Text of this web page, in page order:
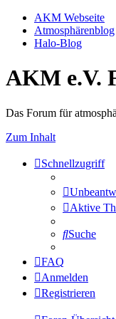
AKM Webseite
Atmosphärenblog
Halo-Blog
AKM e.V.
Das Forum für
Zum Inhalt
Schnellzugriff
Aktive
Suche
FAQ
Anmelden
Registrieren